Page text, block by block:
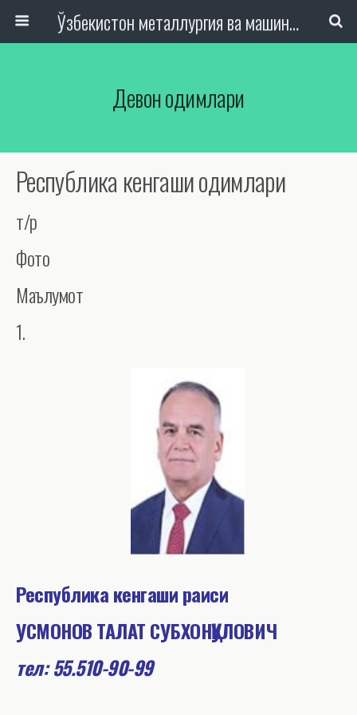
Ўзбекистон металлургия ва машинасозлик саноати тармоқлари ходимлари касаба уюшмаси Республика Кенгаши
Девон Ҳодимлари
Республика кенгаши ҳодимлари
т/р
Фото
Маълумот
1.
Республика кенгаши раиси
УСМОНОВ ТАЛАТ СУБХОНҚУЛОВИЧ
тел: 55.510-90-99